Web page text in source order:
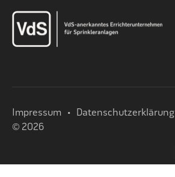
Impressum Datenschutzerklärung
© 2026